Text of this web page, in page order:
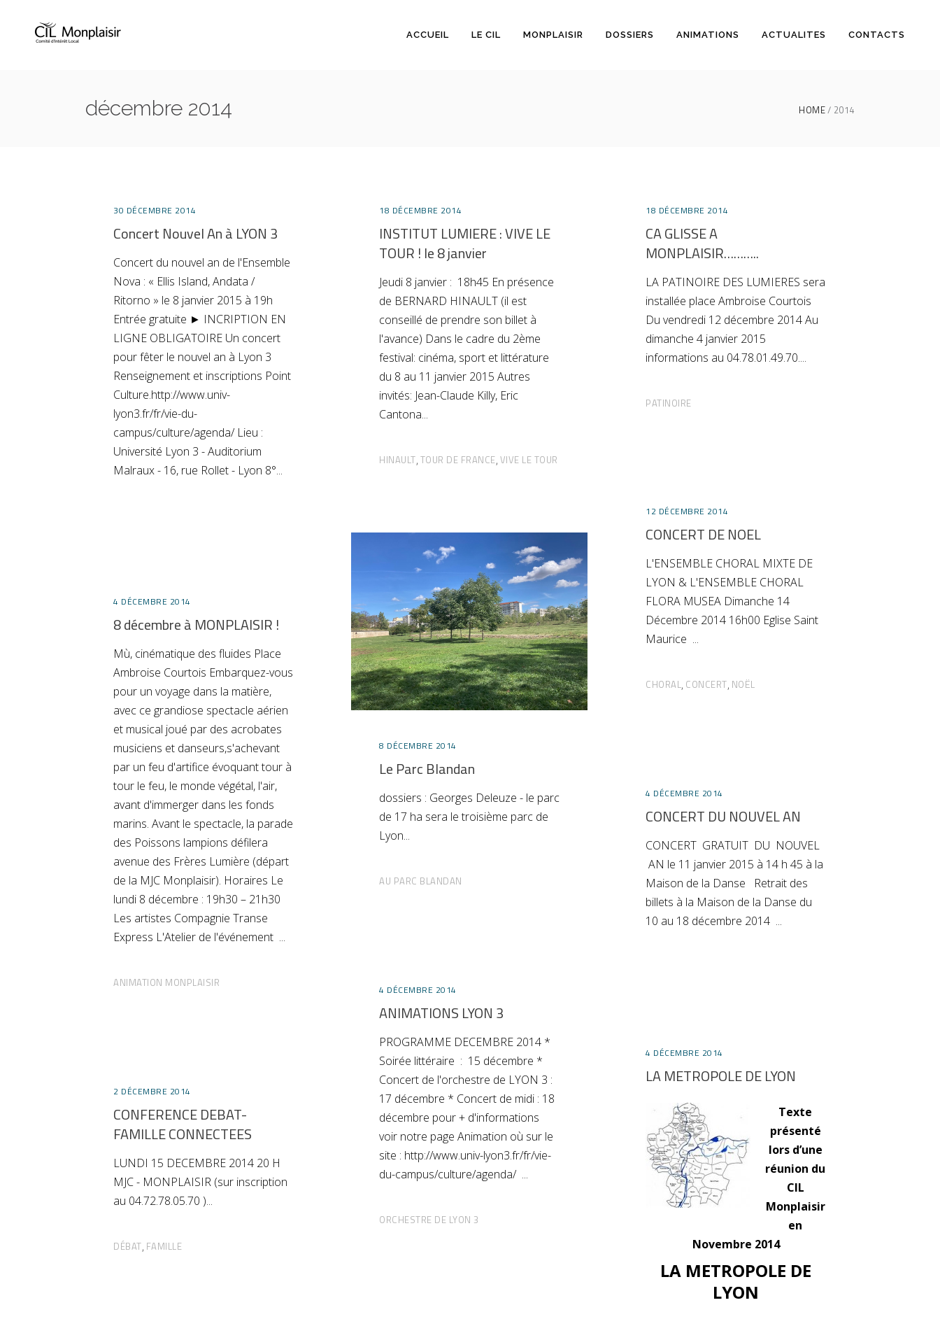
ACCUEIL LE CIL MONPLAISIR DOSSIERS ANIMATIONS ACTUALITES CONTACTS
décembre 2014 HOME 2014
30 DÉCEMBRE 2014
Concert Nouvel An à LYON 3
Concert du nouvel an de l'Ensemble
Nova : « Ellis Island, Andata /
Ritorno » le 8 janvier 2015 à 19h
Entrée gratuite ► INCRIPTION EN
LIGNE OBLIGATOIRE Un concert
pour fêter le nouvel an à Lyon 3
Renseignement et inscriptions Point
Culture.http://www.univ-
lyon3.fr/fr/vie-du-
campus/culture/agenda/ Lieu :
Université Lyon 3 - Auditorium
Malraux - 16, rue Rollet - Lyon 8°
18 DÉCEMBRE 2014
INSTITUT LUMIERE : VIVE LE
TOUR ! le 8 janvier
Jeudi 8 janvier : 18h45 En présence
de BERNARD HINAULT (il est
conseillé de prendre son billet à
l'avance) Dans le cadre du 2ème
festival: cinéma, sport et littérature
du 8 au 11 janvier 2015 Autres
invités: Jean-Claude Killy, Eric
Cantona
HINAULT, TOUR DE FRANCE, VIVE LE TOUR
18 DÉCEMBRE 2014
CA GLISSE A
MONPLAISIR………..
LA PATINOIRE DES LUMIERES sera
installée place Ambroise Courtois
Du vendredi 12 décembre 2014 Au
dimanche 4 janvier 2015
informations au 04.78.01.49.70.
PATINOIRE
12 DÉCEMBRE 2014
CONCERT DE NOEL
L'ENSEMBLE CHORAL MIXTE DE
LYON & L'ENSEMBLE CHORAL
FLORA MUSEA Dimanche 14
Décembre 2014 16h00 Eglise Saint
Maurice
CHORAL, CONCERT, NOËL
8 DÉCEMBRE 2014
Le Parc Blandan
dossiers : Georges Deleuze - le parc
de 17 ha sera le troisième parc de
Lyon
AU PARC BLANDAN
4 DÉCEMBRE 2014
8 décembre à MONPLAISIR !
Mù, cinématique des fluides Place
Ambroise Courtois Embarquez-vous
pour un voyage dans la matière,
avec ce grandiose spectacle aérien
et musical joué par des acrobates
musiciens et danseurs,s'achevant
par un feu d'artifice évoquant tour à
tour le feu, le monde végétal, l'air,
avant d'immerger dans les fonds
marins. Avant le spectacle, la parade
des Poissons lampions défilera
avenue des Frères Lumière (départ
de la MJC Monplaisir). Horaires Le
lundi 8 décembre : 19h30 – 21h30
Les artistes Compagnie Transe
Express L'Atelier de l'événement
ANIMATION MONPLAISIR
4 DÉCEMBRE 2014
CONCERT DU NOUVEL AN
CONCERT GRATUIT DU NOUVEL
AN le 11 janvier 2015 à 14 h 45 à la
Maison de la Danse Retrait des
billets à la Maison de la Danse du
10 au 18 décembre 2014
4 DÉCEMBRE 2014
ANIMATIONS LYON 3
PROGRAMME DECEMBRE 2014 *
Soirée littéraire : 15 décembre *
Concert de l'orchestre de LYON 3 :
17 décembre * Concert de midi : 18
décembre pour + d'informations
voir notre page Animation où sur le
site : http://www.univ-lyon3.fr/fr/vie-
du-campus/culture/agenda/
ORCHESTRE DE LYON 3
4 DÉCEMBRE 2014
LA METROPOLE DE LYON
Texte
présenté
lors d’une
réunion du
CIL
Monplaisir
en
Novembre 2014
LA METROPOLE DE
LYON
2 DÉCEMBRE 2014
CONFERENCE DEBAT-
FAMILLE CONNECTEES
LUNDI 15 DECEMBRE 2014 20 H
MJC - MONPLAISIR (sur inscription
au 04.72.78.05.70 )
DÉBAT, FAMILLE